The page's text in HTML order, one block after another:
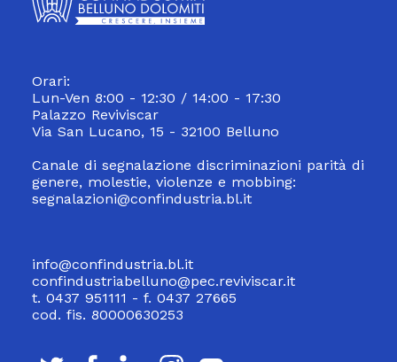
Orari:
Lun-Ven 8:00 - 12:30 / 14:00 - 17:30
Palazzo Reviviscar
Via San Lucano, 15 - 32100 Belluno
Canale di segnalazione discriminazioni parità di
genere, molestie, violenze e mobbing:
segnalazioni@confindustria.bl.it
info@confindustria.bl.it
confindustriabelluno@pec.reviviscar.it
t. 0437 951111 - f. 0437 27665
cod. fis. 80000630253